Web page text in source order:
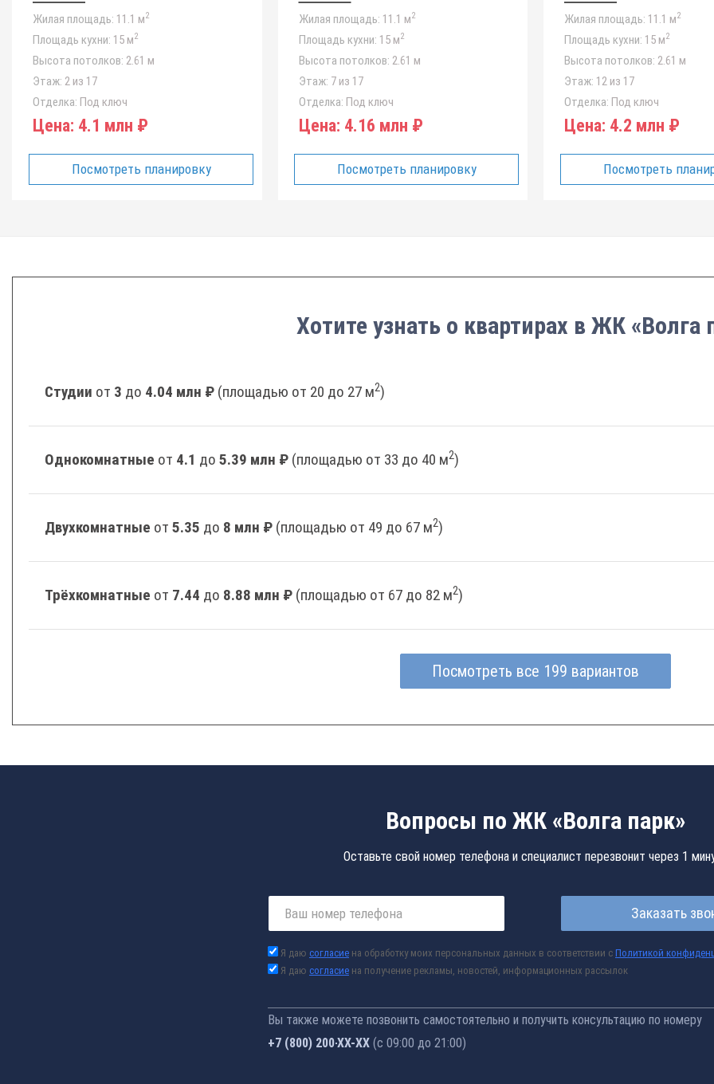
Жилая площадь: 11.1 м2
Площадь кухни: 15 м2
Высота потолков: 2.61 м
Этаж: 2 из 17
Отделка: Под ключ
Цена: 4.1 млн ₽
Посмотреть планировку
Жилая площадь: 11.1 м2
Площадь кухни: 15 м2
Высота потолков: 2.61 м
Этаж: 7 из 17
Отделка: Под ключ
Цена: 4.16 млн ₽
Посмотреть планировку
Жилая площадь: 11.1 м2
Площадь кухни: 15 м2
Высота потолков: 2.61 м
Этаж: 12 из 17
Отделка: Под ключ
Цена: 4.2 млн ₽
Посмотреть
Хотите узнать о квартирах в ЖК «Волга
Студии от 3 до 4.04 млн ₽ (площадью от 20 до 27 м2)
Однокомнатные от 4.1 до 5.39 млн ₽ (площадью от 33 до 40 м2)
Двухкомнатные от 5.35 до 8 млн ₽ (площадью от 49 до 67 м2)
Трёхкомнатные от 7.44 до 8.88 млн ₽ (площадью от 67 до 82 м2)
Посмотреть все 199 вариантов
Вопросы по ЖК «Волга парк»
Оставьте свой номер телефона и специалист перезвонит через 1
Заказать
Я даю согласие на обработку моих персональных данных в соответствии с Политикой
Я даю согласие на получение рекламы, новостей, информационных рассылок
Вы также можете позвонить самостоятельно и получить консультацию по номеру
+7 (800) 200-33-52 (с 09:00 до 21:00)